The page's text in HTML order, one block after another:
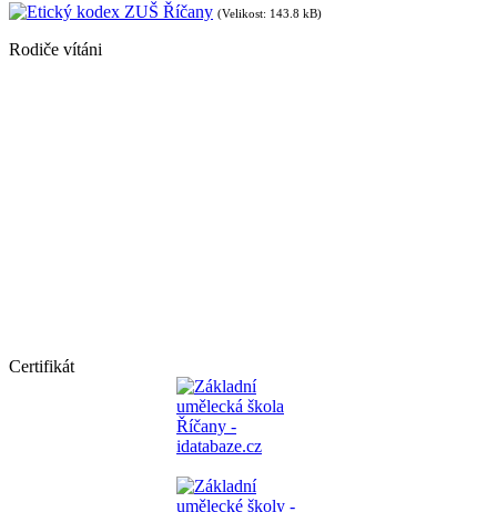
Etický kodex ZUŠ Říčany (Velikost: 143.8 kB)
Rodiče vítáni
Certifikát